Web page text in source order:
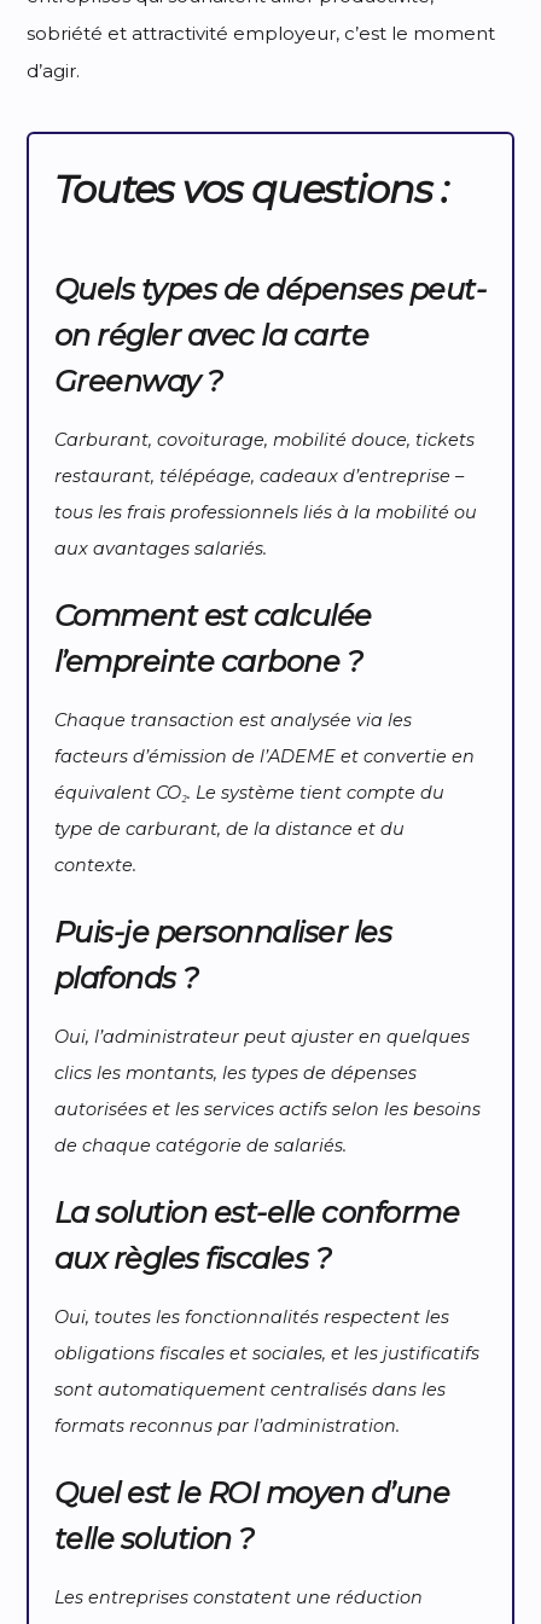
sobriété et attractivité employeur, c’est le moment
d’agir.
Toutes vos questions :
Quels types de dépenses peut-
on régler avec la carte
Greenway ?
Carburant, covoiturage, mobilité douce, tickets
restaurant, télépéage, cadeaux d’entreprise –
tous les frais professionnels liés à la mobilité ou
aux avantages salariés.
Comment est calculée
l’empreinte carbone ?
Chaque transaction est analysée via les
facteurs d’émission de l’ADEME et convertie en
équivalent CO₂. Le système tient compte du
type de carburant, de la distance et du
contexte.
Puis-je personnaliser les
plafonds ?
Oui, l’administrateur peut ajuster en quelques
clics les montants, les types de dépenses
autorisées et les services actifs selon les besoins
de chaque catégorie de salariés.
La solution est-elle conforme
aux règles fiscales ?
Oui, toutes les fonctionnalités respectent les
obligations fiscales et sociales, et les justificatifs
sont automatiquement centralisés dans les
formats reconnus par l’administration.
Quel est le ROI moyen d’une
telle solution ?
Les entreprises constatent une réduction